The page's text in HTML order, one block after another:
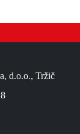
d.o.o., Tržič